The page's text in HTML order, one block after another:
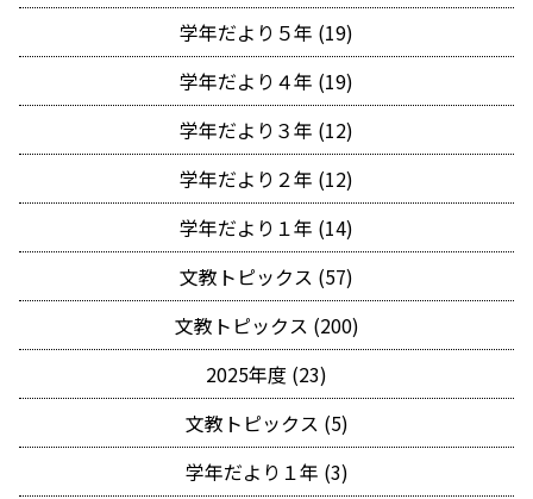
学年だより５年 (19)
学年だより４年 (19)
学年だより３年 (12)
学年だより２年 (12)
学年だより１年 (14)
文教トピックス (57)
文教トピックス (200)
2025年度 (23)
文教トピックス (5)
学年だより１年 (3)